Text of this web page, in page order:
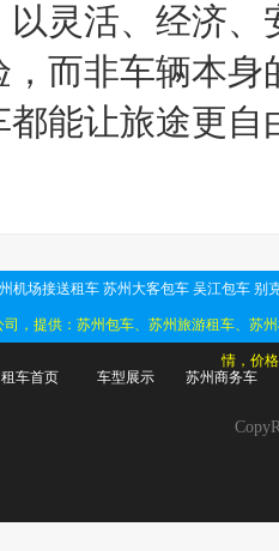
灵活、经济
而非车辆本
都能让旅途更
机场接送租车 苏州大客包车 吴江包车 别
，提供：苏州包车、苏州旅游租车、苏
情，价
租车首页
车型展示 苏州商务车